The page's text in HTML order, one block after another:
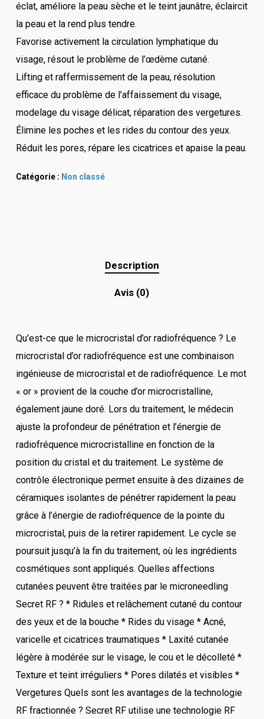
éclat, améliore la peau sèche et le teint jaunâtre, éclaircit
la peau et la rend plus tendre.
Favorise activement la circulation lymphatique du
visage, résout le problème de l’œdème cutané.
Lifting et raffermissement de la peau, résolution
efficace du problème de l’affaissement du visage,
modelage du visage délicat, réparation des vergetures.
Élimine les poches et les rides du contour des yeux.
Réduit les pores, répare les cicatrices et apaise la peau.
Catégorie : Non classé
Description
Avis (0)
Qu’est-ce que le microcristal d’or radiofréquence ? Le
microcristal d’or radiofréquence est une combinaison
ingénieuse de microcristal et de radiofréquence. Le mot
« or » provient de la couche d’or microcristalline,
également jaune doré. Lors du traitement, le médecin
ajuste la profondeur de pénétration et l’énergie de
radiofréquence microcristalline en fonction de la
position du cristal et du traitement. Le système de
contrôle électronique permet ensuite à des dizaines de
céramiques isolantes de pénétrer rapidement la peau
grâce à l’énergie de radiofréquence de la pointe du
microcristal, puis de la retirer rapidement. Le cycle se
poursuit jusqu’à la fin du traitement, où les ingrédients
cosmétiques sont appliqués. Quelles affections
cutanées peuvent être traitées par le microneedling
Secret RF ? * Ridules et relâchement cutané du contour
des yeux et de la bouche * Rides du visage * Acné,
varicelle et cicatrices traumatiques * Laxité cutanée
légère à modérée sur le visage, le cou et le décolleté *
Texture et teint irréguliers * Pores dilatés et visibles *
Vergetures Quels sont les avantages de la technologie
RF fractionnée ? Secret RF utilise une technologie RF